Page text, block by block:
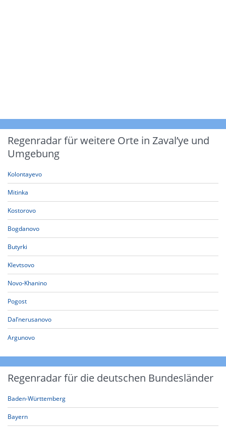
Regenradar für weitere Orte in Zaval’ye und
Umgebung
Kolontayevo
Mitinka
Kostorovo
Bogdanovo
Butyrki
Klevtsovo
Novo-Khanino
Pogost
Dal’nerusanovo
Argunovo
Regenradar für die deutschen Bundesländer
Baden-Württemberg
Bayern